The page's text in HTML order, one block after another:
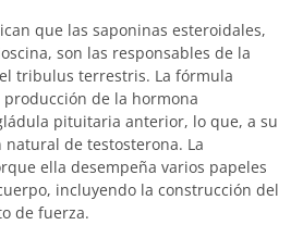
que las saponinas esteroidales,
son las responsables de la
tribulus terrestris. La fórmula
de la hormona
pituitaria anterior, lo que, a su
de testosterona. La
ella desempeña varios papeles
incluyendo la construcción del
de fuerza.